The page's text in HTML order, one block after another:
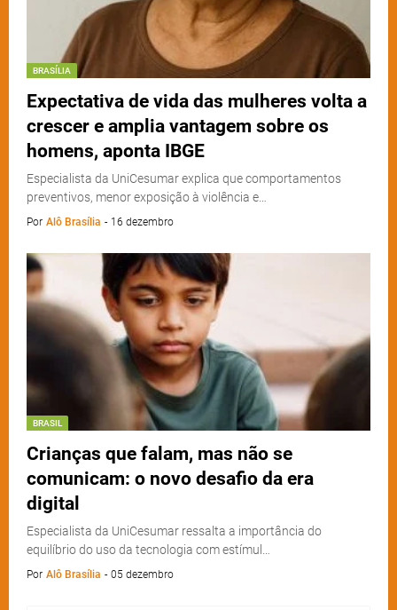
BRASÍLIA
Expectativa de vida das mulheres volta a
crescer e amplia vantagem sobre os
homens, aponta IBGE
Especialista da UniCesumar explica que comportamentos
preventivos, menor exposição à violência e…
Por Alô Brasília - 16 dezembro
BRASIL
Crianças que falam, mas não se
comunicam: o novo desafio da era
digital
Especialista da UniCesumar ressalta a importância do
equilíbrio do uso da tecnologia com estímul…
Por Alô Brasília - 05 dezembro